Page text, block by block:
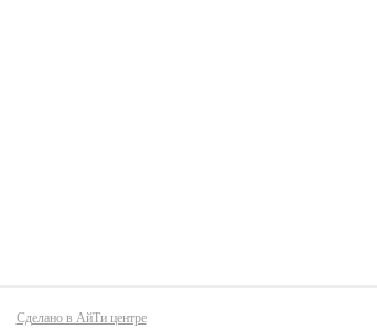
Сделано в АйТи центре